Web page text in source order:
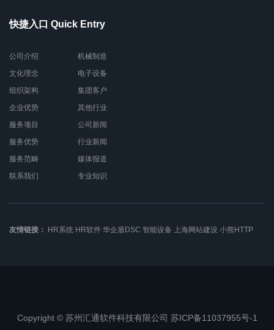
快捷入口 Quick Entry
公司介绍
文化理念
组织架构
企业优势
服务项目
服务优势
服务范畴
联系我们
机械制造
电子设备
集团客户
其他行业
公司新闻
行业新闻
媒体报道
专业知识
友情链接： HR系统 HR软件 华企盾DSC 智能设备 上海网站建设 小熊HTTP
Copyright © 苏州汇通软件科技有限公司 苏ICP备11037955号-1